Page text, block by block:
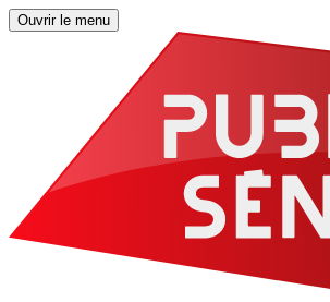
Ouvrir le menu